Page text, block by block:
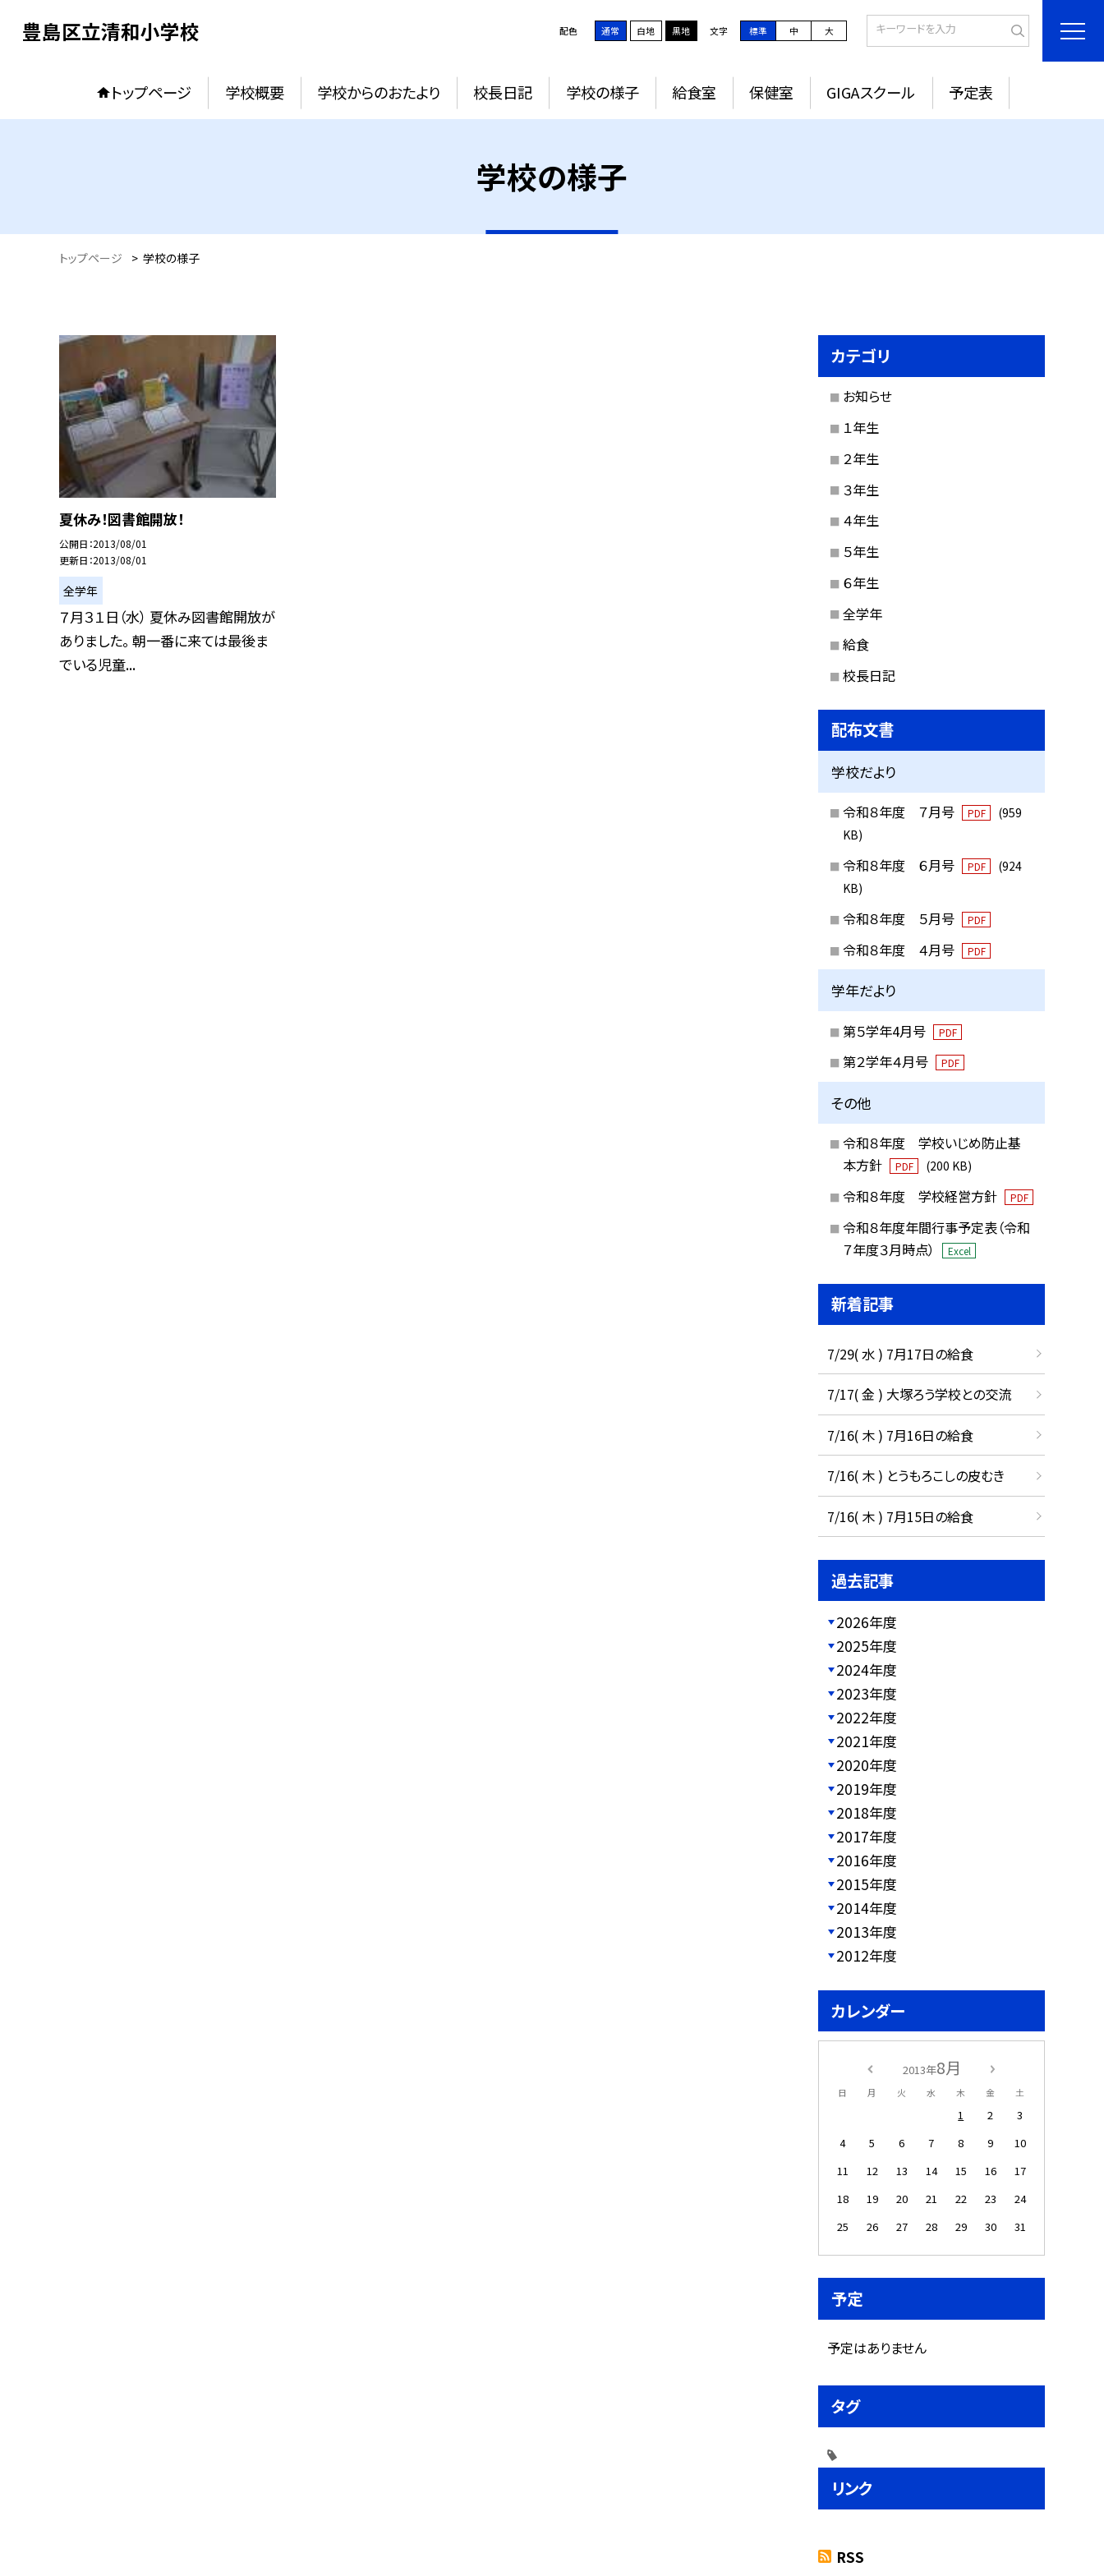
豊島区立清和小学校 配色 通常 白地 黒地 文字 標準 中 大
トップページ 学校概要 学校からのおたより 校長日記 学校の様子 給食室 保健室 GIGAスクール 予定表
学校の様子
トップページ > 学校の様子
夏休み！図書館開放！
公開日 2013/08/01
更新日 2013/08/01
全学年
７月３１日（水） 夏休み図書館開放が
ありました。 朝一番に来ては最後ま
でいる児童...
カテゴリ
お知らせ
１年生
２年生
３年生
４年生
５年生
６年生
全学年
給食
校長日記
配布文書
学校だより
令和８年度 ７月号 PDF
(959
KB)
令和８年度 ６月号 PDF
(924
KB)
令和８年度 ５月号 PDF
令和８年度 ４月号 PDF
学年だより
第５学年4月号 PDF
第２学年４月号 PDF
その他
令和８年度 学校いじめ防止基
本方針
PDF (200 KB)
令和８年度 学校経営方針 PDF
令和８年度年間行事予定表（令和
７年度３月時点）
Excel
新着記事
7/29( 水 ) 7月17日の給食
7/17( 金 ) 大塚ろう学校との交流
7/16( 木 ) 7月16日の給食
7/16( 木 ) とうもろこしの皮むき
7/16( 木 ) 7月15日の給食
過去記事
2026年度
2025年度
2024年度
2023年度
2022年度
2021年度
2020年度
2019年度
2018年度
2017年度
2016年度
2015年度
2014年度
2013年度
2012年度
カレンダー
2013年8月
日 月 火 水 木 金 土
1 2
3
4
5 6 7 8 9
10
11
12 13 14 15 16
17
18
19 20 21 22 23
24
25
26 27 28 29 30 31
予定
予定はありません
タグ
リンク
RSS